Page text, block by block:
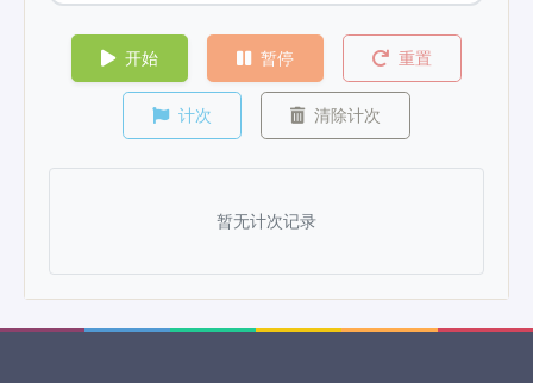
开始 暂停 重置
计次 清除计次
暂无计次记录